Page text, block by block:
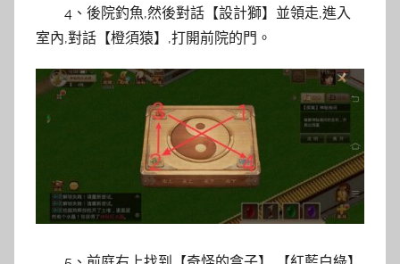
4、後院釣魚,然後對話【設計獅】並領走,進入
室內,對話【橙須猿】,打開前院的門。